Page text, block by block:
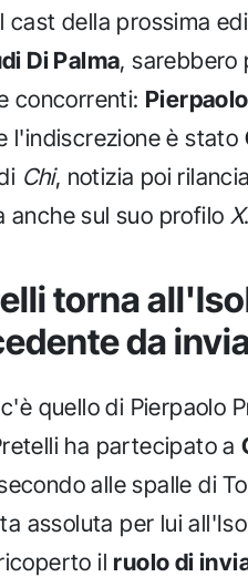
cast della prossima
Di Palma, sarebbero
concorrenti:
l'indiscrezione è stato
Chi, notizia poi
anche sul suo profilo X.
torna
da
quello di Pierpaolo
ha partecipato a
alle spalle di
assoluta per lui
il ruolo di